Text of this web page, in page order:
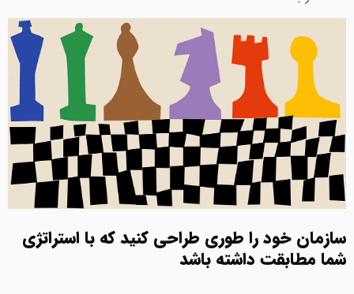
سازمان خود را طوری طراحی کنید که با استراتژی
شما مطابقت داشته باشد